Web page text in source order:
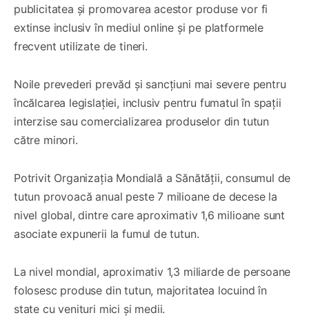
publicitatea și promovarea acestor produse vor fi
extinse inclusiv în mediul online și pe platformele
frecvent utilizate de tineri.
Noile prevederi prevăd și sancțiuni mai severe pentru
încălcarea legislației, inclusiv pentru fumatul în spații
interzise sau comercializarea produselor din tutun
către minori.
Potrivit Organizația Mondială a Sănătății, consumul de
tutun provoacă anual peste 7 milioane de decese la
nivel global, dintre care aproximativ 1,6 milioane sunt
asociate expunerii la fumul de tutun.
La nivel mondial, aproximativ 1,3 miliarde de persoane
folosesc produse din tutun, majoritatea locuind în
state cu venituri mici și medii.